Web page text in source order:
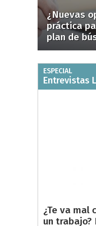
¿Nuevas
práctica
plan de
ESPECIAL
Entrevistas
¿Te va mal
un